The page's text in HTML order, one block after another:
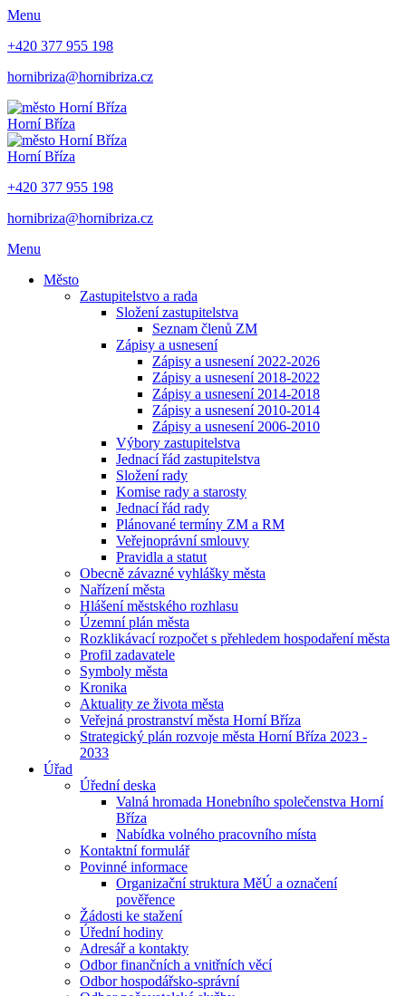
Menu
+420 377 955 198
hornibriza@hornibriza.cz
Horní Bříza
Horní Bříza
+420 377 955 198
hornibriza@hornibriza.cz
Menu
Město
Zastupitelstvo a rada
Složení zastupitelstva
Seznam členů ZM
Zápisy a usnesení
Zápisy a usnesení 2022-2026
Zápisy a usnesení 2018-2022
Zápisy a usnesení 2014-2018
Zápisy a usnesení 2010-2014
Zápisy a usnesení 2006-2010
Výbory zastupitelstva
Jednací řád zastupitelstva
Složení rady
Komise rady a starosty
Jednací řád rady
Plánované termíny ZM a RM
Veřejnoprávní smlouvy
Pravidla a statut
Obecně závazné vyhlášky města
Nařízení města
Hlášení městského rozhlasu
Územní plán města
Rozklikávací rozpočet s přehledem hospodaření města
Profil zadavatele
Symboly města
Kronika
Aktuality ze života města
Veřejná prostranství města Horní Bříza
Strategický plán rozvoje města Horní Bříza 2023 -
2033
Úřad
Úřední deska
Valná hromada Honebního společenstva Horní
Bříza
Nabídka volného pracovního místa
Kontaktní formulář
Povinné informace
Organizační struktura MěÚ a označení
pověřence
Žádosti ke stažení
Úřední hodiny
Adresář a kontakty
Odbor finančních a vnitřních věcí
Odbor hospodářsko-správní